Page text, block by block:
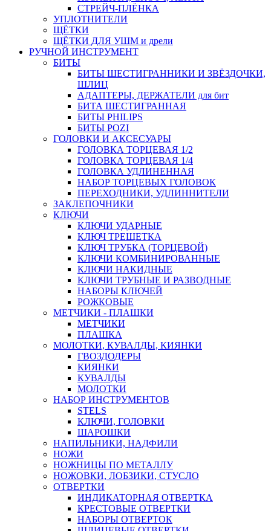
СТРЕЙЧ-ПЛЁНКА
УПЛОТНИТЕЛИ
ЩЁТКИ
ЩЁТКИ ДЛЯ УШМ и дрели
РУЧНОЙ ИНСТРУМЕНТ
БИТЫ
БИТЫ ШЕСТИГРАННИКИ И ЗВЁЗДОЧКИ,
ШЛИЦ
АДАПТЕРЫ, ДЕРЖАТЕЛИ для бит
БИТА ШЕСТИГРАННАЯ
БИТЫ PHILIPS
БИТЫ POZI
ГОЛОВКИ И АКСЕСУАРЫ
ГОЛОВКА ТОРЦЕВАЯ 1/2
ГОЛОВКА ТОРЦЕВАЯ 1/4
ГОЛОВКА УДЛИНЕННАЯ
НАБОР ТОРЦЕВЫХ ГОЛОВОК
ПЕРЕХОДНИКИ, УДЛИННИТЕЛИ
ЗАКЛЕПОЧНИКИ
КЛЮЧИ
КЛЮЧИ УДАРНЫЕ
КЛЮЧ ТРЕЩЕТКА
КЛЮЧ ТРУБКА (ТОРЦЕВОЙ)
КЛЮЧИ КОМБИНИРОВАННЫЕ
КЛЮЧИ НАКИДНЫЕ
КЛЮЧИ ТРУБНЫЕ И РАЗВОДНЫЕ
НАБОРЫ КЛЮЧЕЙ
РОЖКОВЫЕ
МЕТЧИКИ - ПЛАШКИ
МЕТЧИКИ
ПЛАШКА
МОЛОТКИ, КУВАЛДЫ, КИЯНКИ
ГВОЗДОДЕРЫ
КИЯНКИ
КУВАЛДЫ
МОЛОТКИ
НАБОР ИНСТРУМЕНТОВ
STELS
КЛЮЧИ, ГОЛОВКИ
ШАРОШКИ
НАПИЛЬНИКИ, НАДФИЛИ
НОЖИ
НОЖНИЦЫ ПО МЕТАЛЛУ
НОЖОВКИ, ЛОБЗИКИ, СТУСЛО
ОТВЕРТКИ
ИНДИКАТОРНАЯ ОТВЕРТКА
КРЕСТОВЫЕ ОТВЕРТКИ
НАБОРЫ ОТВЕРТОК